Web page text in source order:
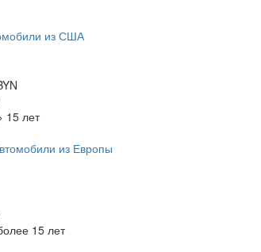
из США
15 лет
из Европы
15 лет